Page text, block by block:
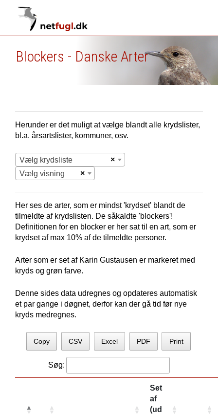
Blockers - Danske Arter
Herunder er det muligt at vælge blandt alle krydslister,
bl.a. årsartslister, kommuner, osv.
×
Vælg krydsliste
×
Vælg visning
Her ses de arter, som er mindst 'krydset' blandt de
tilmeldte af krydslisten. De såkaldte 'blockers'!
Definitionen for en blocker er her sat til en art, som er
krydset af max 10% af de tilmeldte personer.
Arter som er set af Karin Gustausen er markeret med
kryds og grøn farve.
Denne sides data udregnes og opdateres automatisk
et par gange i døgnet, derfor kan der gå tid før nye
kryds medregnes.
Copy CSV Excel PDF Print
Søg:
Set
af
(ud